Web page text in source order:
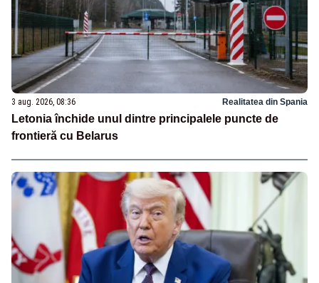
3 aug. 2026, 08:36 Realitatea din Spania
Letonia închide unul dintre principalele puncte de
frontieră cu Belarus